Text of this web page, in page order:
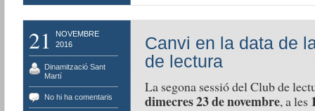
21
NOVEMBRE
2016
Dinamització Sant
Martí
No hi ha comentaris
Canvi en la data de
de lectura
La segona sessió del Club de
dimecres 23 de novembre, a les